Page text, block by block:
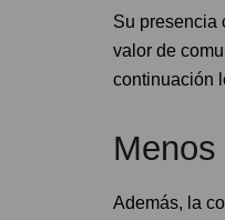
Su presencia
valor de
continuación
Además, la